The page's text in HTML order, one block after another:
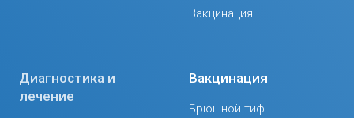
Вакцинация
Диагностика и
лечение
Вакцинация
Брюшной тиф